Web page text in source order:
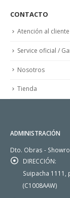
CONTACTO
Atención al cliente
Service oficial /
Nosotros
Tienda
ADMINISTRACIÓN
Dto. Obras -
DIRECCIÓN:
Suipacha 1111,
(C1008AAW)